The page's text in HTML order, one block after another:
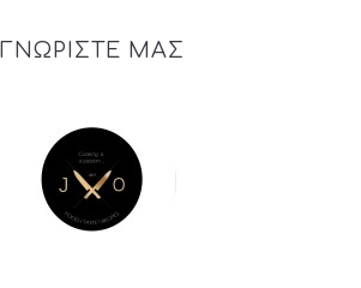
ΓΝΩΡΙΣΤΕ ΜΑΣ